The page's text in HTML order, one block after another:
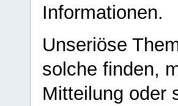
Informationen.
Unseriöse
solche finden,
Mitteilung oder